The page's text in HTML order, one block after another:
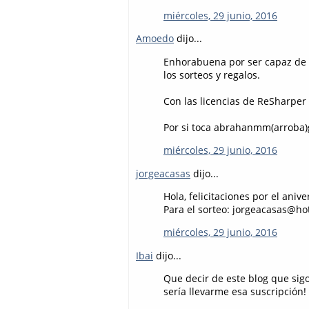
miércoles, 29 junio, 2016
Amoedo dijo...
Enhorabuena por ser capaz
los sorteos y regalos.
Con las licencias de
Por si toca
miércoles, 29 junio, 2016
jorgeacasas dijo...
Hola, felicitaciones por el
Para el sorteo:
miércoles, 29 junio, 2016
Ibai dijo...
Que decir de este blog que
sería llevarme esa